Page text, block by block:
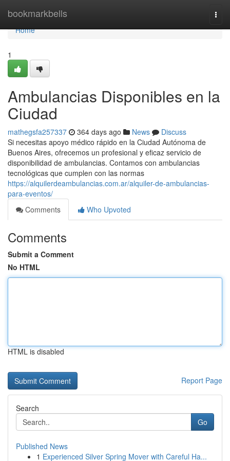
bookmarkbells
Home
Home
1
Ambulancias Disponibles en la
Ciudad
mathegsfa257337 364 days ago News
Discuss
Si necesitas apoyo médico rápido en la Ciudad Autónoma de
Buenos Aires, ofrecemos un profesional y eficaz servicio de
disponibilidad de ambulancias. Contamos con ambulancias
tecnológicas que cumplen con las normas
https://alquilerdeambulancias.com.ar/alquiler-de-ambulancias-
para-eventos/
Comments
Who Upvoted
Comments
Submit a Comment
No HTML
HTML is disabled
Report Page
Search
Go
Published News
1 Experienced Silver Spring Mover with Careful Ha...